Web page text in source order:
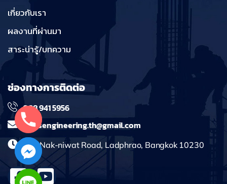
เกี่ยวกับเรา
ผลงานที่ผ่านมา
สาระน่ารู้/บทความ
ช่องทางการติดต่อ
098 941 5956
massengineering.th@gmail.com
241 Nak-niwat Road, Ladphrao, Bangkok 10230